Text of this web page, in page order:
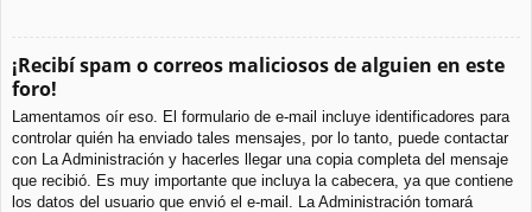
¡Recibí spam o correos maliciosos de alguien en este
foro!
Lamentamos oír eso. El formulario de e-mail incluye identificadores para
controlar quién ha enviado tales mensajes, por lo tanto, puede contactar
con La Administración y hacerles llegar una copia completa del mensaje
que recibió. Es muy importante que incluya la cabecera, ya que contiene
los datos del usuario que envió el e-mail. La Administración tomará